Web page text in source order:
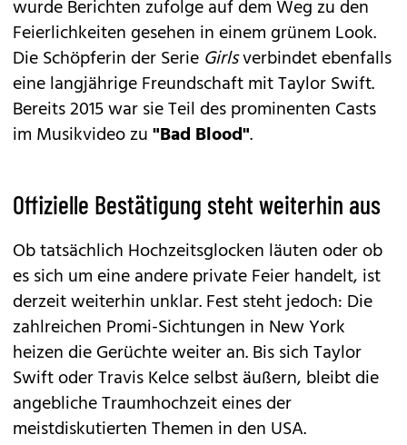
wurde Berichten zufolge auf dem Weg zu den
Feierlichkeiten gesehen in einem grünem Look.
Die Schöpferin der Serie Girlsverbindet ebenfalls
eine langjährige Freundschaft mit Taylor Swift.
Bereits 2015 war sie Teil des prominenten Casts
im Musikvideo zu"Bad Blood".
Offizielle Bestätigung steht weiterhin aus
Ob tatsächlich Hochzeitsglocken läuten oder ob
es sich um eine andere private Feier handelt, ist
derzeit weiterhin unklar. Fest steht jedoch: Die
zahlreichen Promi-Sichtungen in New York
heizen die Gerüchte weiter an. Bis sich Taylor
Swift oder Travis Kelce selbst äußern, bleibt die
angebliche Traumhochzeit eines der
meistdiskutierten Themen in den USA.